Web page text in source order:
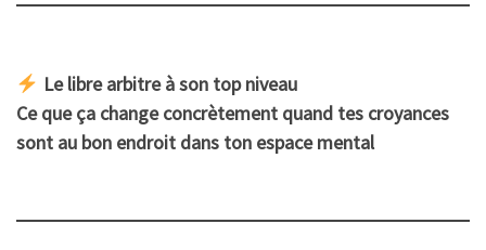
Le libre arbitre à son top niveau
Ce que ça change concrètement quand tes croyances
sont au bon endroit dans ton espace mental